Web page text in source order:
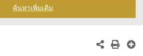
ค้นหาเพิ่มเติม